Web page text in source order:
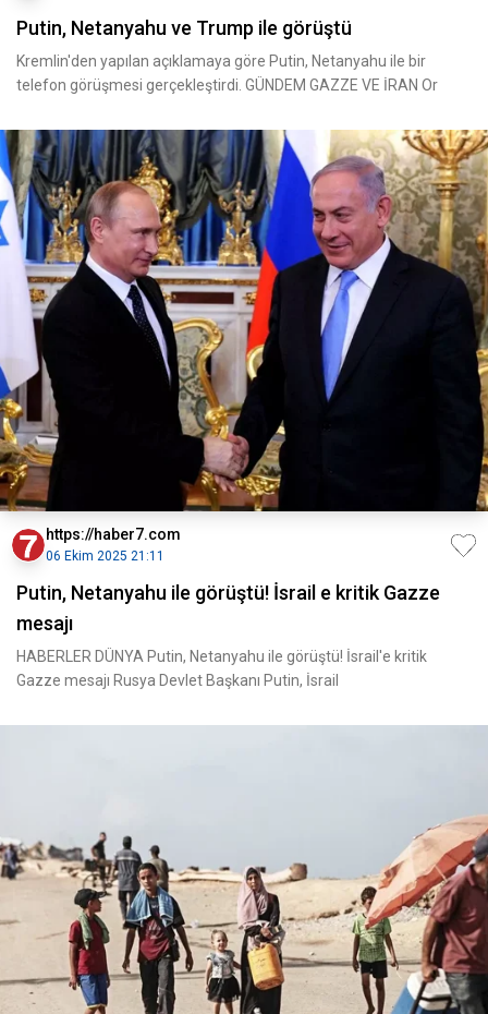
Putin, Netanyahu ve Trump ile görüştü
Kremlin'den yapılan açıklamaya göre Putin, Netanyahu ile bir
telefon görüşmesi gerçekleştirdi. GÜNDEM GAZZE VE İRAN Or
https://haber7.com
06 Ekim 2025 21:11
Putin, Netanyahu ile görüştü! İsrail e kritik Gazze
mesajı
HABERLER DÜNYA Putin, Netanyahu ile görüştü! İsrail'e kritik
Gazze mesajı Rusya Devlet Başkanı Putin, İsrail